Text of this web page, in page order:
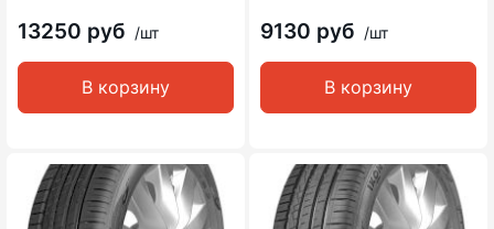
13250 руб /шт
В корзину
9130 руб /шт
В корзину